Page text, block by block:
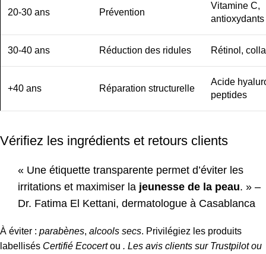
20-30 ans Prévention
Vitamine C,
antioxydants
30-40 ans Réduction des ridules Rétinol,
+40 ans Réparation structurelle
Acide
peptides
Vérifiez les ingrédients et retours clients
« Une étiquette transparente permet d’éviter les
irritations et maximiser la jeunesse de la peau. » –
Dr. Fatima El Kettani, dermatologue à Casablanca
À éviter : parabènes, alcools secs. Privilégiez les produits
labellisés Certifié Ecocertou . Les avis clients sur Trustpilot ou